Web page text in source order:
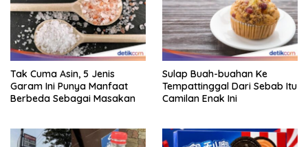
Tak Cuma Asin, 5 Jenis
Garam Ini Punya Manfaat
Berbeda Sebagai Masakan
Sulap Buah-buahan Ke
Tempattinggal Dari Sebab Itu
Camilan Enak Ini